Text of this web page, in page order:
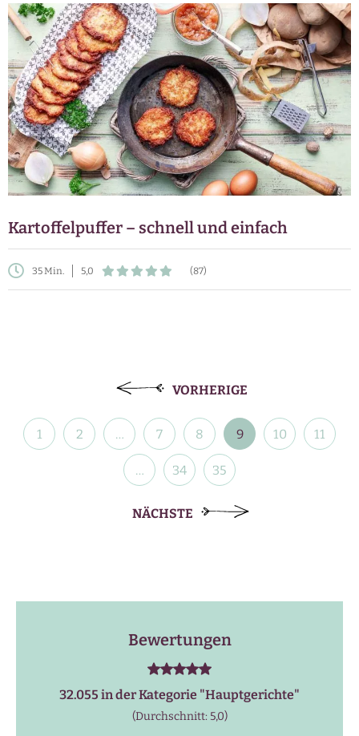
Kartoffelpuffer – schnell und einfach
35 Min. 5,0 (87)
Beitragsnavigation
VORHERIGE
1 2 … 7 8 9 10 11
… 34 35
NÄCHSTE
Bewertungen
32.055 in der Kategorie "Hauptgerichte"
(Durchschnitt: 5,0)